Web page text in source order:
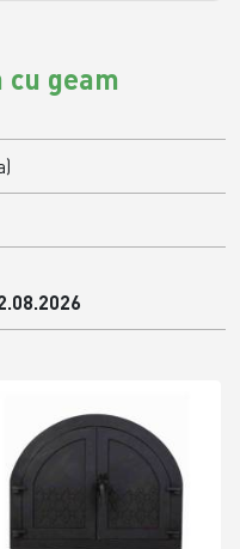
geam